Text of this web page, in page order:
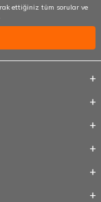
ettiğiniz tüm sorular ve